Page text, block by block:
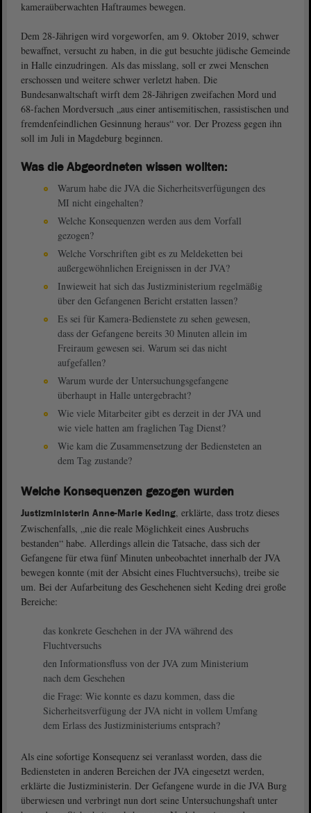
kameraüberwachten Haftraumes bewegen.
Dem 28-Jährigen wird vorgeworfen, am 9. Oktober 2019, schwer
bewaffnet, versucht zu haben, in die gut besuchte jüdische Gemeinde
in Halle einzudringen. Als das misslang, soll er zwei Menschen
erschossen und weitere schwer verletzt haben. Die
Bundesanwaltschaft wirft dem 28-Jährigen zweifachen Mord und
68-fachen Mordversuch „aus einer antisemitischen, rassistischen und
fremdenfeindlichen Gesinnung heraus“ vor. Der Prozess gegen ihn
soll im Juli in Magdeburg beginnen.
Was die Abgeordneten wissen wollten:
Warum habe die JVA die Sicherheitsverfügungen des
MI nicht eingehalten?
Welche Konsequenzen werden aus dem Vorfall
gezogen?
Welche Vorschriften gibt es zu Meldeketten bei
außergewöhnlichen Ereignissen in der JVA?
Inwieweit hat sich das Justizministerium regelmäßig
über den Gefangenen Bericht erstatten lassen?
Es sei für Kamera-Bedienstete zu sehen gewesen,
dass der Gefangene bereits 30 Minuten allein im
Freiraum gewesen sei. Warum sei das nicht
aufgefallen?
Warum wurde der Untersuchungsgefangene
überhaupt in Halle untergebracht?
Wie viele Mitarbeiter gibt es derzeit in der JVA und
wie viele hatten am fraglichen Tag Dienst?
Wie kam die Zusammensetzung der Bediensteten an
dem Tag zustande?
Welche Konsequenzen gezogen wurden
Justizministerin Anne-Marie Keding, erklärte, dass trotz dieses
Zwischenfalls, „nie die reale Möglichkeit eines Ausbruchs
bestanden“ habe. Allerdings allein die Tatsache, dass sich der
Gefangene für etwa fünf Minuten unbeobachtet innerhalb der JVA
bewegen konnte (mit der Absicht eines Fluchtversuchs), treibe sie
um. Bei der Aufarbeitung des Geschehenen sieht Keding drei große
Bereiche:
das konkrete Geschehen in der JVA während des
Fluchtversuchs
den Informationsfluss von der JVA zum Ministerium
nach dem Geschehen
die Frage: Wie konnte es dazu kommen, dass die
Sicherheitsverfügung der JVA nicht in vollem Umfang
dem Erlass des Justizministeriums entsprach?
Als eine sofortige Konsequenz sei veranlasst worden, dass die
Bediensteten in anderen Bereichen der JVA eingesetzt werden,
erklärte die Justizministerin. Der Gefangene wurde in die JVA Burg
überwiesen und verbringt nun dort seine Untersuchungshaft unter